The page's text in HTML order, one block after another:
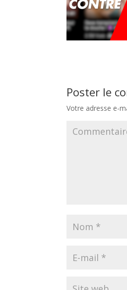
Poster le
Votre adresse e-